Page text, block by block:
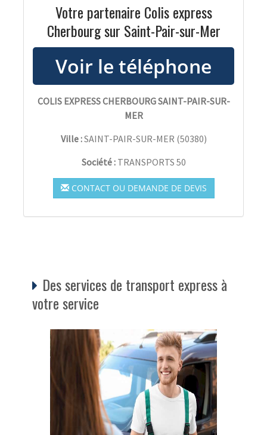
Votre partenaire Colis express
Cherbourg sur Saint-Pair-sur-Mer
COLIS EXPRESS CHERBOURG SAINT-PAIR-SUR-
MER
Ville :SAINT-PAIR-SUR-MER (50380)
Société : TRANSPORTS 50
CONTACT OU DEMANDE DE DEVIS
Des services de transport express à
votre service